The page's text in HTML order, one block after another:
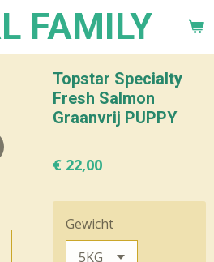
FAMILY
Topstar Specialty
Fresh Salmon
Graanvrij PUPPY
€ 22,00
Gewicht